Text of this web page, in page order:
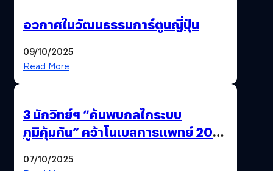
อวกาศในวัฒนธรรมการ์ตูนญี่ปุ่น
09/10/2025
Read More
3 นักวิทย์ฯ “ค้นพบกลไกระบบ
ภูมิคุ้มกัน” คว้าโนเบลการแพทย์ 2025
และมะเร็ง
07/10/2025